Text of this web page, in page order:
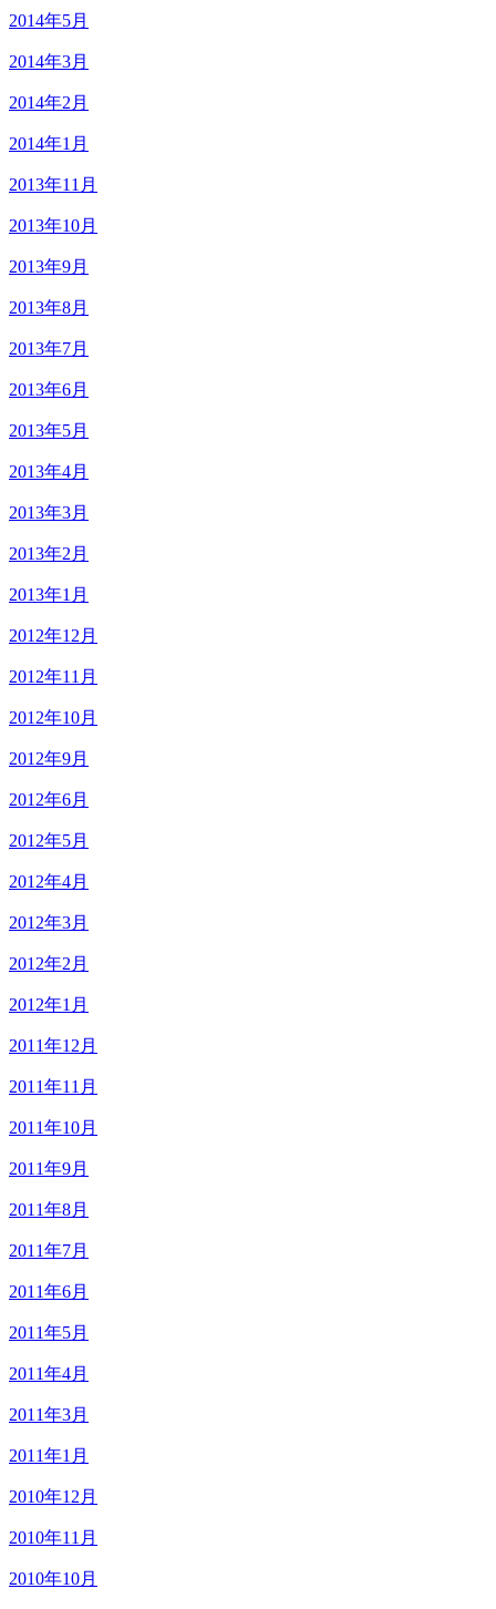
2014年5月
2014年3月
2014年2月
2014年1月
2013年11月
2013年10月
2013年9月
2013年8月
2013年7月
2013年6月
2013年5月
2013年4月
2013年3月
2013年2月
2013年1月
2012年12月
2012年11月
2012年10月
2012年9月
2012年6月
2012年5月
2012年4月
2012年3月
2012年2月
2012年1月
2011年12月
2011年11月
2011年10月
2011年9月
2011年8月
2011年7月
2011年6月
2011年5月
2011年4月
2011年3月
2011年1月
2010年12月
2010年11月
2010年10月